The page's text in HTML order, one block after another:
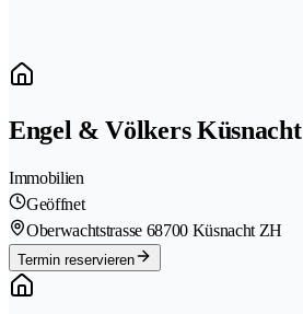
Engel & Völkers Küsnacht
Immobilien
Geöffnet
Oberwachtstrasse 68700 Küsnacht ZH
Termin reservieren